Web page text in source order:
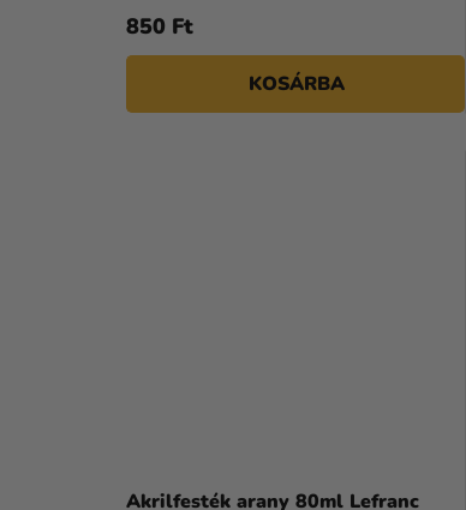
850 Ft
KOSÁRBA
Akrilfesték arany 80ml Lefranc